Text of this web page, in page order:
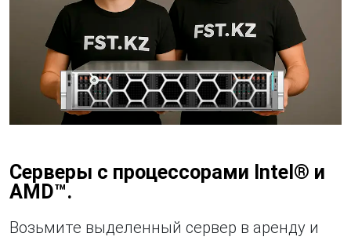
Серверы с процессорами Intel® и
AMD™.
Возьмите выделенный сервер в аренду и